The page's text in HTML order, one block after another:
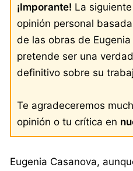
¡Imporante! La
opinión personal
de las obras de
pretende ser una
definitivo sobre su
Te agradeceremos
opinión o tu crítica en
Eugenia Casanova,